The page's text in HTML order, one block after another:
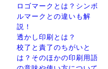
ロゴマークとは？シンボ
ルマークとの違いも解
説！
透かし印刷とは？
校了と責了のちがいと
は？そのほかの印刷用語